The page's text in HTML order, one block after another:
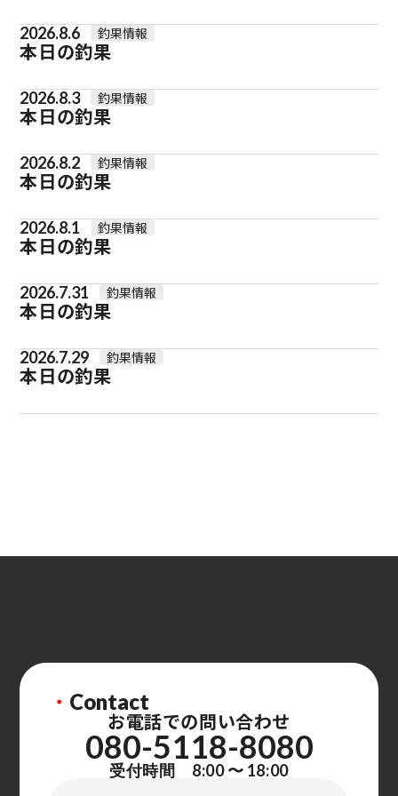
2026.8.6 釣果情報
本日の釣果
2026.8.3 釣果情報
本日の釣果
2026.8.2 釣果情報
本日の釣果
2026.8.1 釣果情報
本日の釣果
2026.7.31 釣果情報
本日の釣果
2026.7.29 釣果情報
本日の釣果
・ Contact
お電話での問い合わせ
080-5118-8080
受付時間 8:00 〜 18:00